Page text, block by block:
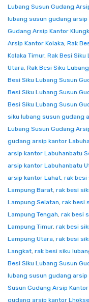
Lubang Susun Gudang
lubang susun gudang arsip
Gudang Arsip Kantor
Arsip Kantor Kolaka, Rak
Kolaka Timur, Rak Besi Siku
Utara, Rak Besi Siku
Besi Siku Lubang Susun
Besi Siku Lubang Susun
Besi Siku Lubang Susun
siku lubang susun gudang
Lubang Susun Gudang
gudang arsip kantor
arsip kantor Labuhanbatu
arsip kantor Labuhanbatu
arsip kantor Lahat, rak besi
Lampung Barat, rak besi
Lampung Selatan, rak besi
Lampung Tengah, rak besi
Lampung Timur, rak besi
Lampung Utara, rak besi
Langkat, rak besi siku
Besi Siku Lubang Susun
lubang susun gudang arsip
Susun Gudang Arsip
gudang arsip kantor